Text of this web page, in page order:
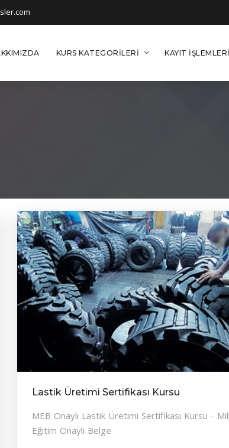
KURS KATEGORILERI KAYIT
Lastik Üretimi Sertifikası Kursu
MEB Onaylı Lastik Üretimi Sertifikası Kursu -
Eğitim Onaylı Belge